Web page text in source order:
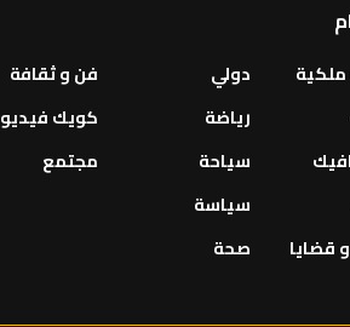
قضايا
دولي
رياضة
سياحة
سياسة
صحة
فن و ثقافة
كويك فيديو
مجتمع